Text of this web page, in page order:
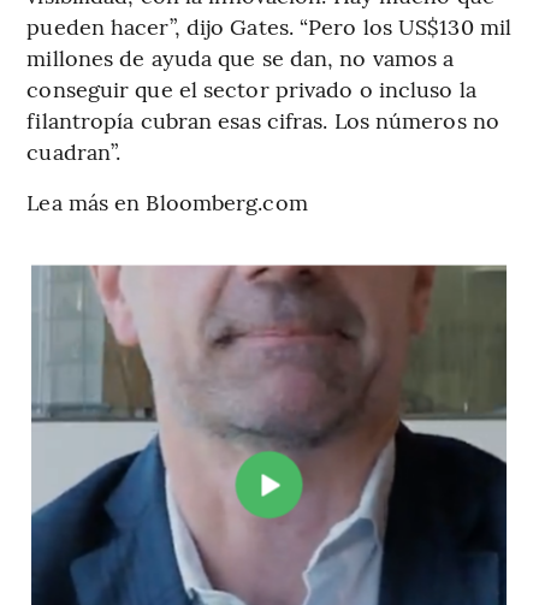
pueden hacer”, dijo Gates. “Pero los US$130 mil
millones de ayuda que se dan, no vamos a
conseguir que el sector privado o incluso la
filantropía cubran esas cifras. Los números no
cuadran”.
Lea más en Bloomberg.com